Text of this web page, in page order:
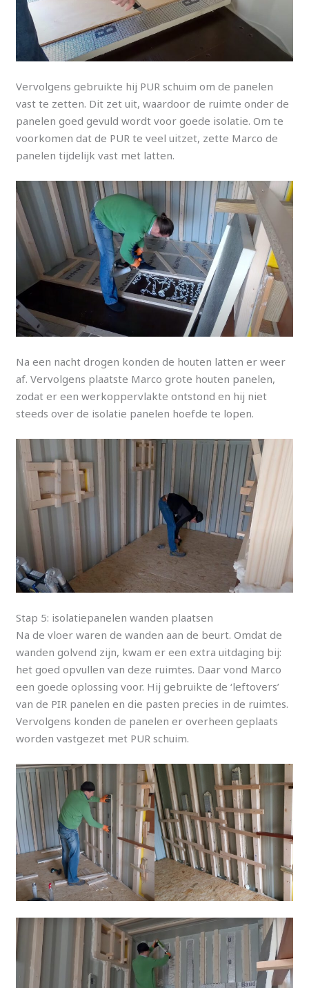
Vervolgens gebruikte hij PUR schuim om de panelen
vast te zetten. Dit zet uit, waardoor de ruimte onder de
panelen goed gevuld wordt voor goede isolatie. Om te
voorkomen dat de PUR te veel uitzet, zette Marco de
panelen tijdelijk vast met latten.
Na een nacht drogen konden de houten latten er weer
af. Vervolgens plaatste Marco grote houten panelen,
zodat er een werkoppervlakte ontstond en hij niet
steeds over de isolatie panelen hoefde te lopen.
Stap 5: isolatiepanelen wanden plaatsen
Na de vloer waren de wanden aan de beurt. Omdat de
wanden golvend zijn, kwam er een extra uitdaging bij:
het goed opvullen van deze ruimtes. Daar vond Marco
een goede oplossing voor. Hij gebruikte de ‘leftovers’
van de PIR panelen en die pasten precies in de ruimtes.
Vervolgens konden de panelen er overheen geplaats
worden vastgezet met PUR schuim.